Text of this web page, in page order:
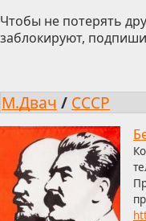
Чтобы не потерять
заблокируют,
М.Двач / СССР